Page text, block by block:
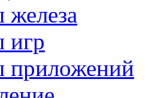
игр
приложений